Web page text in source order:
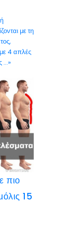
με τη
4 απλές
...»
πιο
15